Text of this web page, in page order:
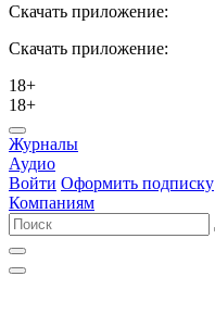
Скачать приложение:
Скачать приложение:
18+
18+
Журналы
Аудио
Войти Оформить подписку
Компаниям